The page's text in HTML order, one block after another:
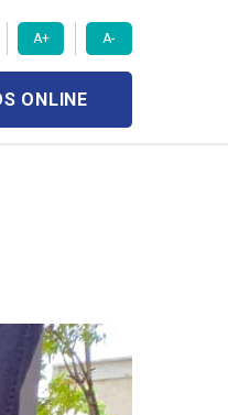
A+ A-
ONLINE